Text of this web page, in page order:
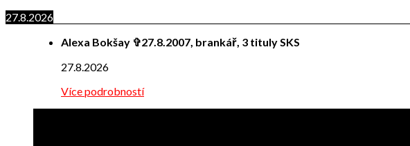
27.8.2026
Alexa Bokšay ✞27.8.2007, brankář, 3 tituly SKS
27.8.2026
Více podrobností